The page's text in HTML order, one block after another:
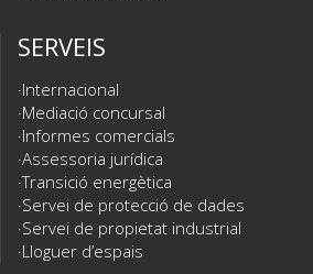
SERVEIS
Internacional
Mediació concursal
Informes comercials
Assessoria jurídica
Transició energètica
Servei de protecció de dades
Servei de propietat industrial
Lloguer d’espais